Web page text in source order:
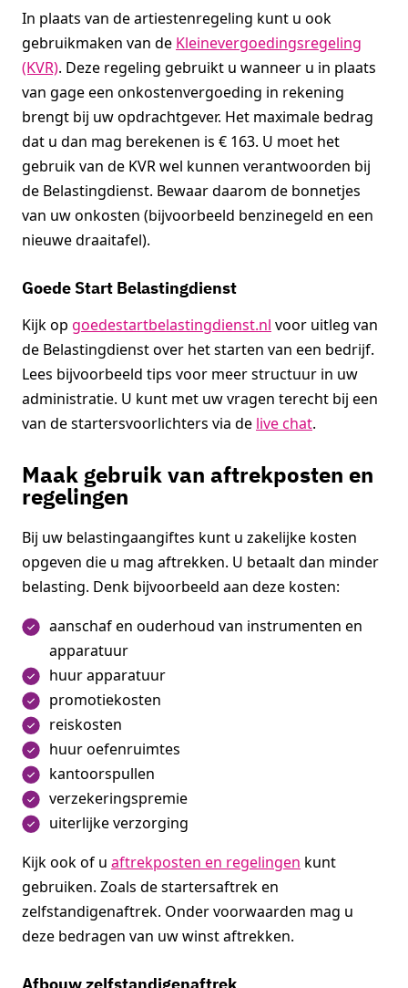
In plaats van de artiestenregeling kunt u ook
gebruikmaken van de Kleinevergoedingsregeling
(KVR). Deze regeling gebruikt u wanneer u in plaats
van gage een onkostenvergoeding in rekening
brengt bij uw opdrachtgever. Het maximale bedrag
dat u dan mag berekenen is € 163. U moet het
gebruik van de KVR wel kunnen verantwoorden bij
de Belastingdienst. Bewaar daarom de bonnetjes
van uw onkosten (bijvoorbeeld benzinegeld en een
nieuwe draaitafel).
Goede Start Belastingdienst
Kijk op goedestartbelastingdienst.nl voor uitleg van
de Belastingdienst over het starten van een bedrijf.
Lees bijvoorbeeld tips voor meer structuur in uw
administratie. U kunt met uw vragen terecht bij een
van de startersvoorlichters via de live chat.
Maak gebruik van aftrekposten en
regelingen
Bij uw belastingaangiftes kunt u zakelijke kosten
opgeven die u mag aftrekken. U betaalt dan minder
belasting. Denk bijvoorbeeld aan deze kosten:
aanschaf en ouderhoud van instrumenten en
apparatuur
huur apparatuur
promotiekosten
reiskosten
huur oefenruimtes
kantoorspullen
verzekeringspremie
uiterlijke verzorging
Kijk ook of u aftrekposten en regelingen kunt
gebruiken. Zoals de startersaftrek en
zelfstandigenaftrek. Onder voorwaarden mag u
deze bedragen van uw winst aftrekken.
Afbouw zelfstandigenaftrek